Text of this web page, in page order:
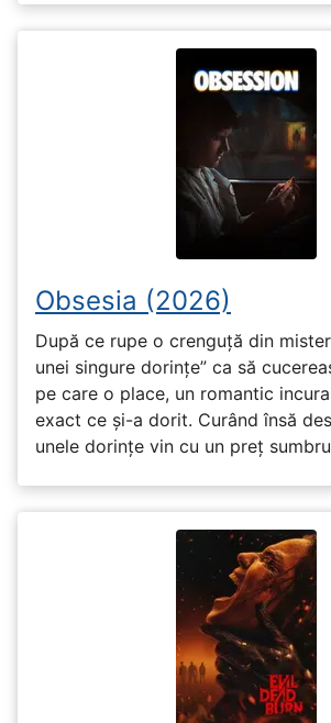
Obsesia (2026)
După ce rupe o crenguță din
unei singure dorințe” ca să
pe care o place, un romantic
exact ce și-a dorit. Curând însă
unele dorințe vin cu un preț